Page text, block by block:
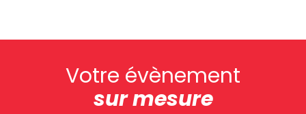
Votre évènement
sur mesure